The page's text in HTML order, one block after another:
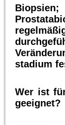
stadium
Wer ist
geeignet?